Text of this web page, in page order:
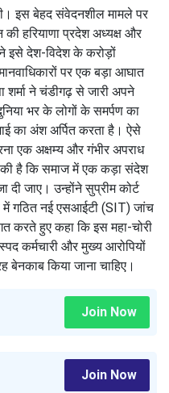
दोषियों को किसी कीमत पर न
द्वारा चढ़ाए गए दान और
ने सभी आठ आरोपियों की
2026 तक जेल में रखने का
आरोपियों की पेशी वीडियो
अध्यक्ष और सुप्रसिद्ध सामाजिक
श्रद्धालुओं की आस्था और उनके
में कहा कि राम मंदिर दुनिया भर